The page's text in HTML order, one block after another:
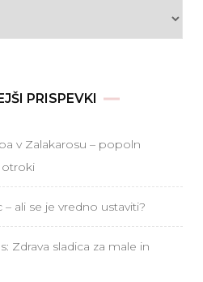
PRISPEVKI
v Zalakarosu – popoln
otroki
ali se je vredno ustaviti?
Zdrava sladica za male in